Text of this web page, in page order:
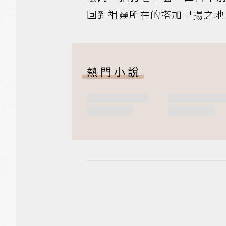
回到祖靈所在的搭加里揚之
熱門小說